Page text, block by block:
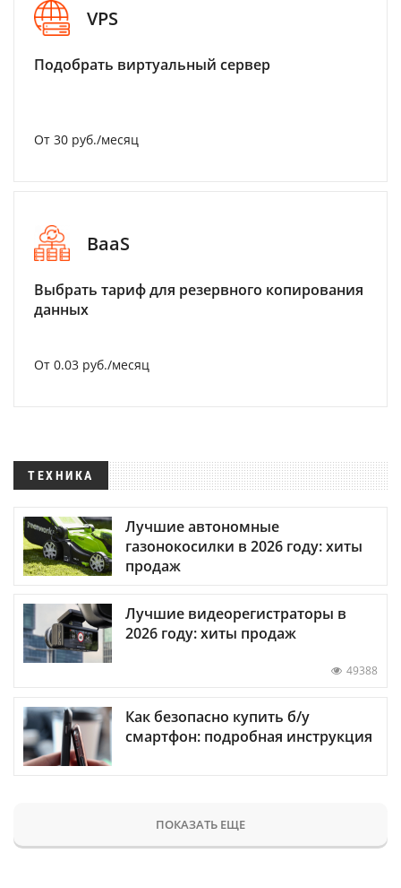
VPS
Подобрать виртуальный сервер
От 30 руб./месяц
BaaS
Выбрать тариф для резервного копирования
данных
От 0.03 руб./месяц
ТЕХНИКА
Лучшие автономные
газонокосилки в 2026 году: хиты
продаж
Лучшие видеорегистраторы в
2026 году: хиты продаж
49388
Как безопасно купить б/у
смартфон: подробная инструкция
ПОКАЗАТЬ ЕЩЕ